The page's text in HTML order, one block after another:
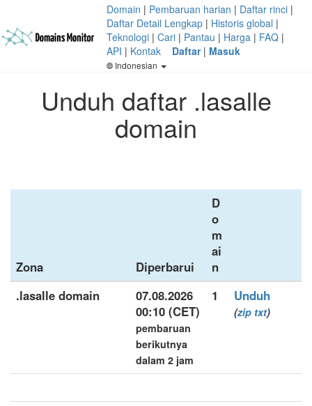
Domain | Pembaruan harian | Daftar rinci |
Daftar Detail Lengkap | Historis global |
Teknologi | Cari | Pantau | Harga | FAQ |
API | Kontak Daftar| Masuk
Indonesian
Unduh daftar .lasalle
domain
Zona Diperbarui
D
o
m
ai
n
.lasalle domain
07.08.2026
00:10 (CET)
pembaruan
berikutnya
dalam 2 jam
1 Unduh
(zip txt)